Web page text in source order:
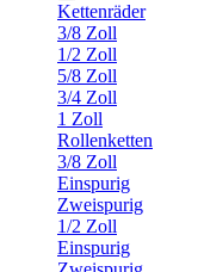
Kettenräder
3/8 Zoll
1/2 Zoll
5/8 Zoll
3/4 Zoll
1 Zoll
Rollenketten
3/8 Zoll
Einspurig
Zweispurig
1/2 Zoll
Einspurig